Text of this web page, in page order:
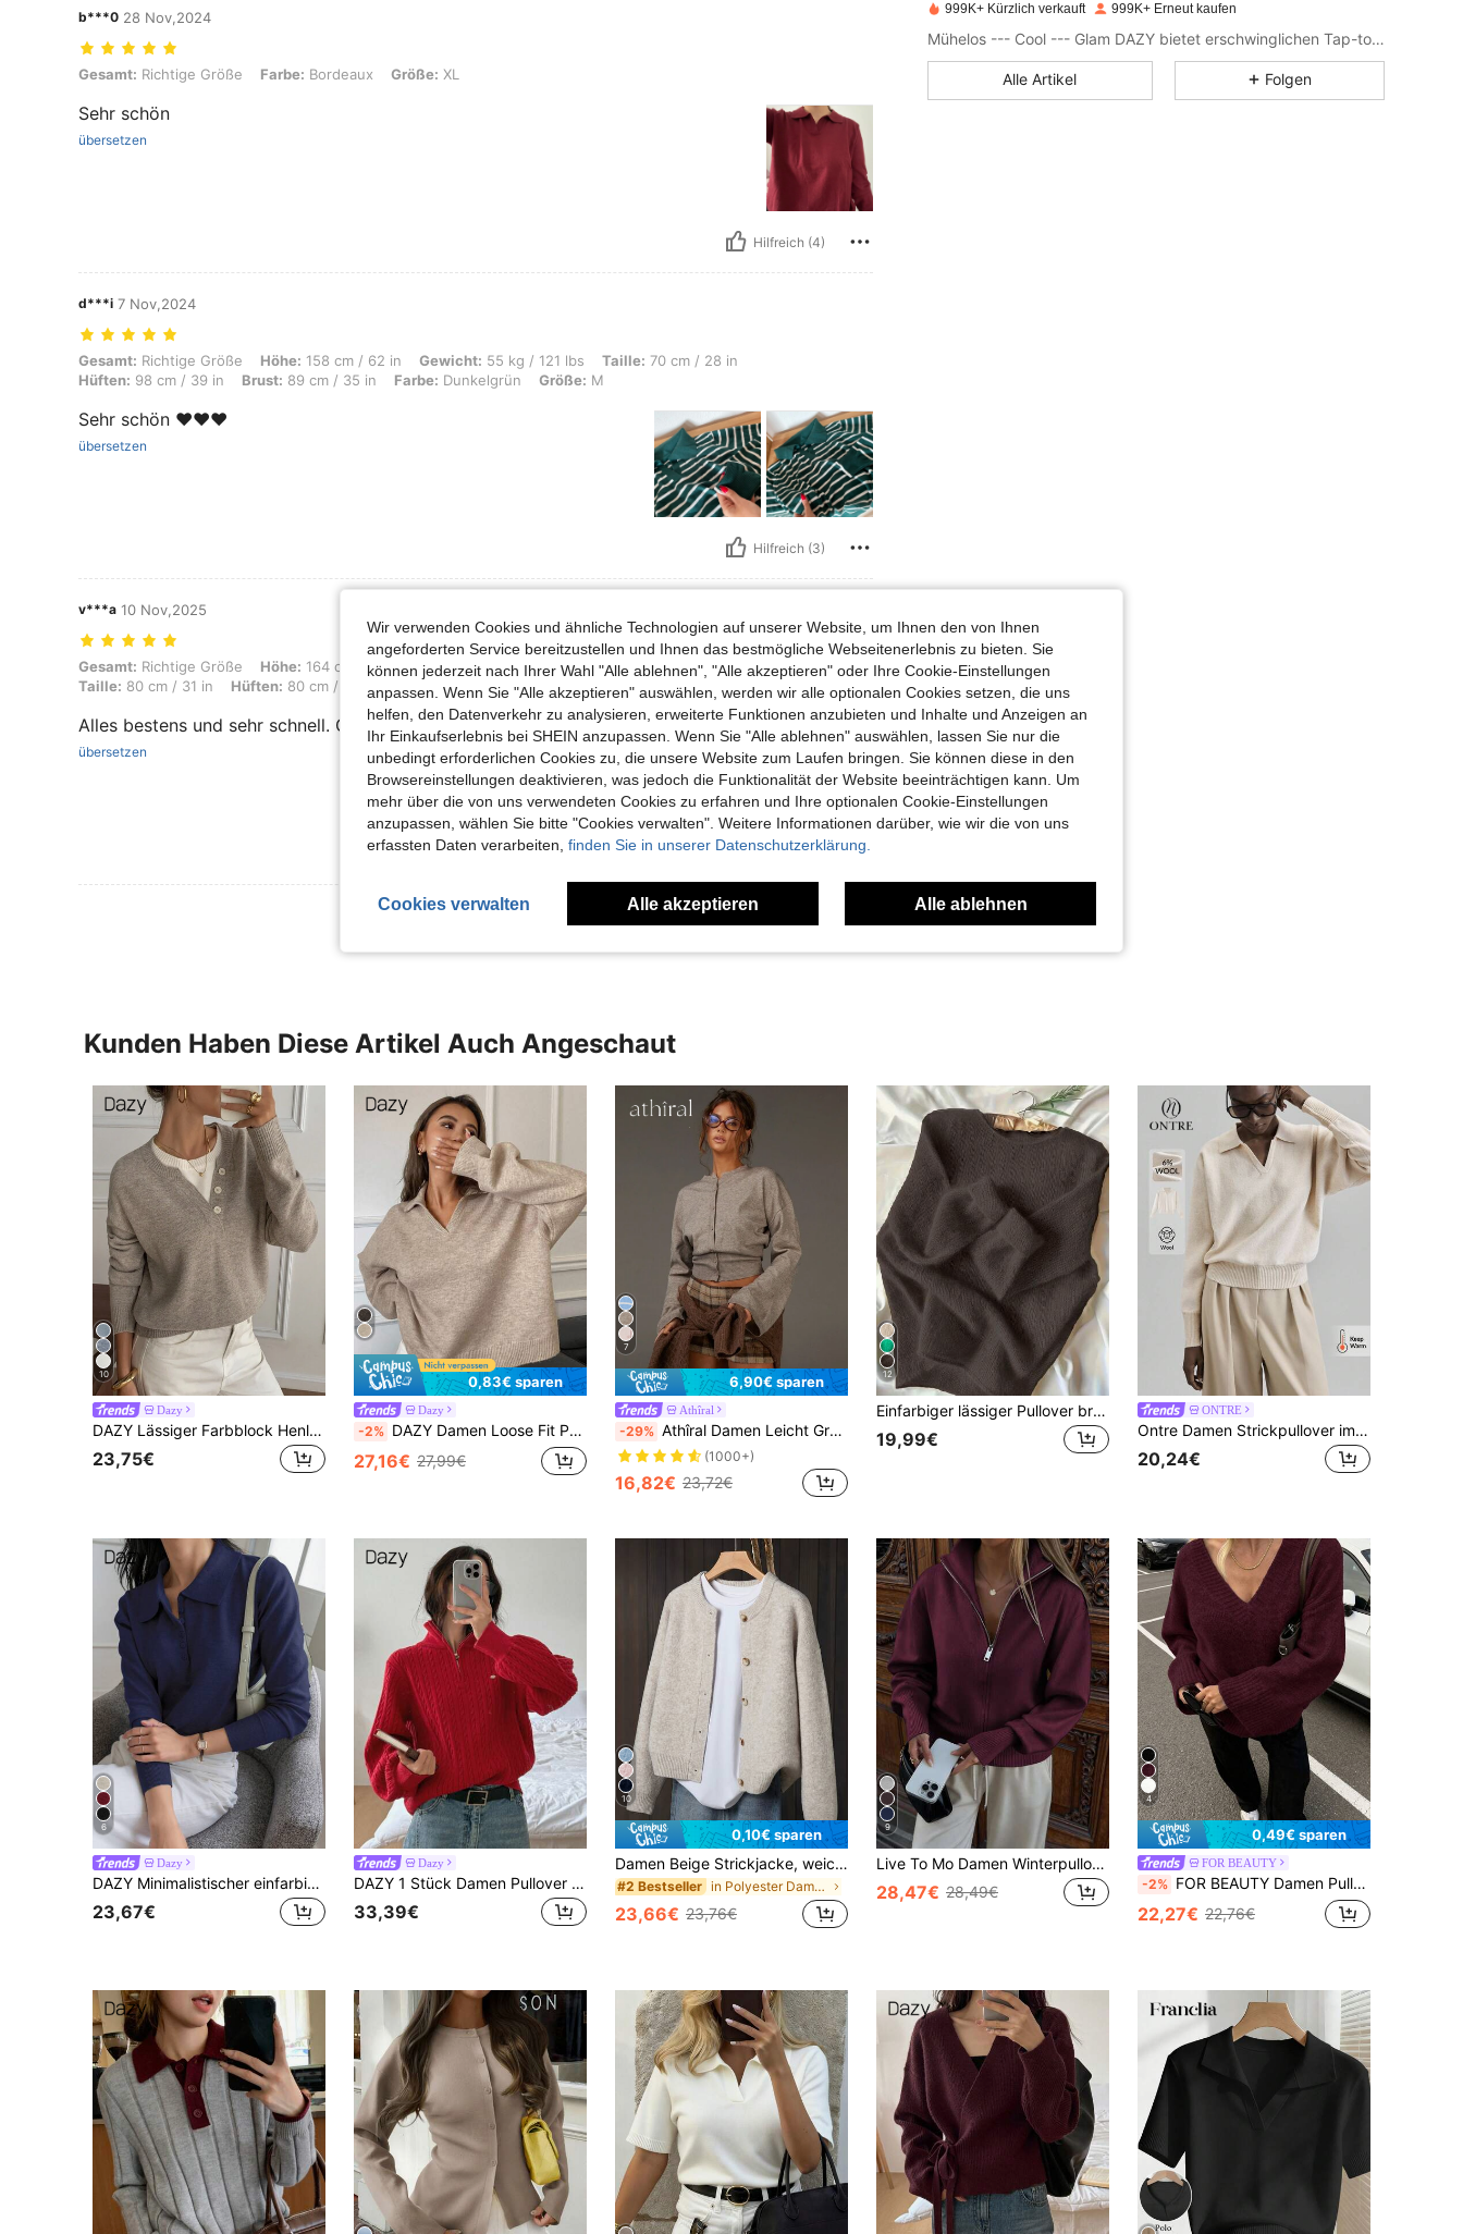
b***0 28 Nov,2024
Gesamt: Richtige Größe, Farbe: Bordeaux, Größe: XL
Gesamt: Richtige Größe Farbe: Bordeaux Größe: XL
Sehr schön
übersetzen
Hilfreich (4)
d***i 7 Nov,2024
Gesamt: Richtige Größe, Höhe: 158 cm / 62 in, Gewicht: 55 kg / 121 lbs, Taille: 70 cm / 28 in, Hüften: 98 cm / 39 in, Brust: 89 cm / 35 in, Farbe: Dunkelgrün, Größe: M
Gesamt: Richtige Größe Höhe: 158 cm / 62 in Gewicht: 55 kg / 121 lbs Taille: 70 cm / 28 in
Hüften: 98 cm / 39 in Brust: 89 cm / 35 in Farbe: Dunkelgrün Größe: M
Sehr schön ❤️❤️❤️
übersetzen
Hilfreich (3)
v***a 10 Nov,2025
Gesamt: Richtige Größe, Höhe: 164 cm / 65 in, Gewicht: 57 kg / 126 lbs, Brust: 75 cm / 30 in, Taille: 80 cm / 31 in, Hüften: 80 cm / 31 in, Körperform: Sanduhr, Farbe: Braun, Größe: S
Gesamt: Richtige Größe Höhe: 164 cm / 65 in Gewicht: 57 kg / 126 lbs Brust:75 cm / 30 in
Taille: 80 cm / 31 in Hüften: 80 cm / 31 in Körperform: Sanduhr Farbe: Braun Größe:
Alles bestens und sehr schnell. Gut Qualität
übersetzen
Hilfreich (1)
Mehr Bewertungen Ansehen
999K+ Kürzlich verkauft 999K+ Erneut kaufen
Mühelos --- Cool --- Glam DAZY bietet erschwinglichen Tap-to-Wear-Style und Vielseitigkeit, um die ultimative Garderobe zusammenzustellen. Trage dein Selbstvertrauen genau so, wie du es willst.
Alle Artikel Folgen
Kunden Haben Diese Artikel Auch Angeschaut
10
Dazy
DAZY Lässiger Farbblock Henley-Ausschnitt Pullover, weicher Strick 2 in 1 Pullover für Frauen im Herbst
23,75€
0,83€ sparen
Dazy
-2% DAZY Damen Loose Fit Pullover mit Umlegekragen, Langarm, Lässig Street Strickpullover, Unifarbe, Herbst/Winter
27,16€ 27,99€
7
6,90€ sparen
Athîral
-29% Athîral Damen Leicht Grauer Locker Sitzender Gestrickter Cardigan | Verkürzte Boxige Silhouette Mit Taille Definierenden Knöpfen & Dropped Shoulder Für Mühelos Preppy Stil, Französischer Stil, Minimalistischer Stil, Chic Herbst, Grundausstattung Garderobe, Herbst Für Damen
(1000+)
16,82€ 23,72€
12
Einfarbiger lässiger Pullover braun Herbst
19,99€
ONTRE
Ontre Damen Strickpullover im Landhausstil für den 's Day, Strandmode, Urlaubsoutfit, Country-Musik-Konzert, 2026SS Frühling/Sommer, Party, Urlaub, Schulanfang Stricktop
20,24€
6
Dazy
DAZY Minimalistischer einfarbiger Strickpullover, lässiger Business-Stil für Herbst/Winter, Damenkleidung für den Herbst
23,67€
Dazy
DAZY 1 Stück Damen Pullover mit durchgehendem Reißverschluss und einfarbigem Design, Langarm, Lässig für den Alltag, Herbstmode für Frauen
33,39€
10
0,10€ sparen
Damen Beige Strickjacke, weiche Langarm Pulloverjacke, Knopfdesign vorne, Herbst
#2 Bestseller in Polyester Damen Strickjacken
23,66€ 23,76€
9
Live To Mo Damen Winterpullover, Business Casual Damenbekleidung, Langarm Strickjacke mit Reißverschluss, Schulanfang Essential, Alltagsbekleidung für den Herbst
28,47€ 28,49€
4
0,49€ sparen
FOR BEAUTY
-2% FOR BEAUTY Damen Pullover für Herbst/Winter im Y2K-Stil, bordeauxrot, V-Ausschnitt, langärmlig, gestricktes Oversize-Top, lässiger Streetwear-Look, slouchy, für Büro und Ausgehen
22,27€ 22,76€
Wir verwenden Cookies und ähnliche Technologien auf unserer Website, um Ihnen den von Ihnen
angeforderten Service bereitzustellen und Ihnen das bestmögliche Webseitenerlebnis zu bieten. Sie
können jederzeit nach Ihrer Wahl "Alle ablehnen", "Alle akzeptieren" oder Ihre Cookie-Einstellungen
anpassen. Wenn Sie "Alle akzeptieren" auswählen, werden wir alle optionalen Cookies setzen, die uns
helfen, den Datenverkehr zu analysieren, erweiterte Funktionen anzubieten und Inhalte und Anzeigen an
Ihr Einkaufserlebnis bei SHEIN anzupassen. Wenn Sie "Alle ablehnen" auswählen, lassen Sie nur die
unbedingt erforderlichen Cookies zu, die unsere Website zum Laufen bringen. Sie können diese in den
Browsereinstellungen deaktivieren, was jedoch die Funktionalität der Website beeinträchtigen kann. Um
mehr über die von uns verwendeten Cookies zu erfahren und Ihre optionalen Cookie-Einstellungen
anzupassen, wählen Sie bitte "Cookies verwalten". Weitere Informationen darüber, wie wir die von uns
erfassten Daten verarbeiten, finden Sie in unserer Datenschutzerklärung.
Cookies verwalten Alle akzeptieren Alle ablehnen